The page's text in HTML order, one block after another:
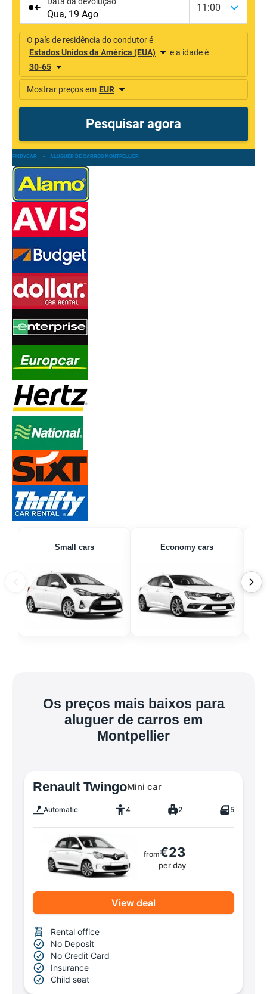
FINDYCAR » ALUGUER DE CARROS MONTPELLIER
Small cars Economy cars
Os preços mais baixos para
aluguer de carros em
Montpellier
Renault TwingoMini car
Automatic 4 2 5
from€23
per day
View deal
Rental office
No Deposit
No Credit Card
Insurance
Child seat